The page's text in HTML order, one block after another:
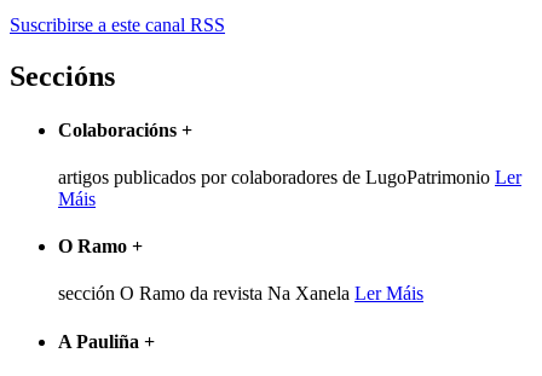
Suscribirse a este canal RSS
Seccións
Colaboracións +
artigos publicados por colaboradores de LugoPatrimonio Ler
Máis
O Ramo +
sección O Ramo da revista Na Xanela Ler Máis
A Pauliña +